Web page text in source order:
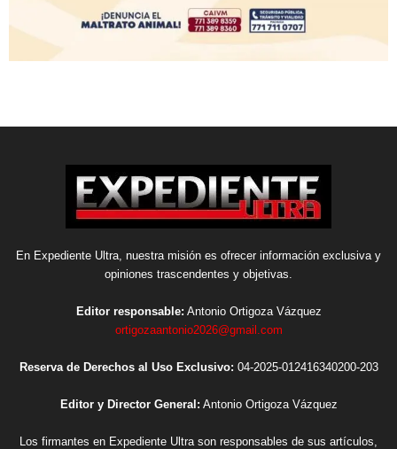
En Expediente Ultra, nuestra misión es ofrecer información exclusiva y
opiniones trascendentes y objetivas.
Editor responsable: Antonio Ortigoza Vázquez
ortigozaantonio2026@gmail.com
Reserva de Derechos al Uso Exclusivo: 04-2025-012416340200-203
Editor y Director General: Antonio Ortigoza Vázquez
Los firmantes en Expediente Ultra son responsables de sus artículos,